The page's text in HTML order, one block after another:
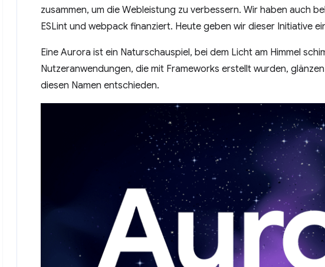
zusammen, um die Webleistung zu verbessern. Wir haben auch
ESLint und webpack finanziert. Heute geben wir dieser Initiative
Eine Aurora ist ein Naturschauspiel, bei dem Licht am Himmel
Nutzeranwendungen, die mit Frameworks erstellt wurden,
diesen Namen entschieden.